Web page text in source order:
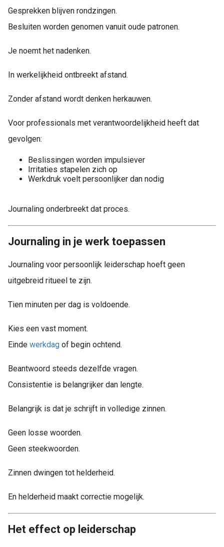
Gesprekken blijven rondzingen.
Besluiten worden genomen vanuit oude patronen.
Je noemt het nadenken.
In werkelijkheid ontbreekt afstand.
Zonder afstand wordt denken herkauwen.
Voor professionals met verantwoordelijkheid heeft dat
gevolgen:
Beslissingen worden impulsiever
Irritaties stapelen zich op
Werkdruk voelt persoonlijker dan nodig
Journaling onderbreekt dat proces.
Journaling in je werk toepassen
Journaling voor persoonlijk leiderschap hoeft geen
uitgebreid ritueel te zijn.
Tien minuten per dag is voldoende.
Kies een vast moment.
Einde werkdag of begin ochtend.
Beantwoord steeds dezelfde vragen.
Consistentie is belangrijker dan lengte.
Belangrijk is dat je schrijft in volledige zinnen.
Geen losse woorden.
Geen steekwoorden.
Zinnen dwingen tot helderheid.
En helderheid maakt correctie mogelijk.
Het effect op leiderschap